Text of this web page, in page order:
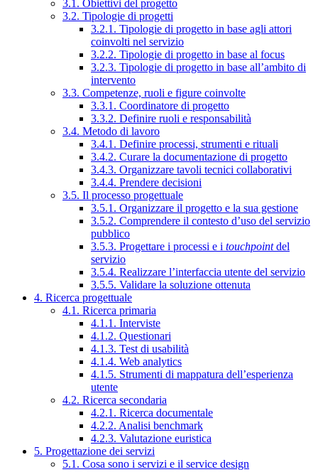
3.1. Obiettivi del progetto
3.2. Tipologie di progetti
3.2.1. Tipologie di progetto in base agli attori
coinvolti nel servizio
3.2.2. Tipologie di progetto in base al focus
3.2.3. Tipologie di progetto in base all’ambito di
intervento
3.3. Competenze, ruoli e figure coinvolte
3.3.1. Coordinatore di progetto
3.3.2. Definire ruoli e responsabilità
3.4. Metodo di lavoro
3.4.1. Definire processi, strumenti e rituali
3.4.2. Curare la documentazione di progetto
3.4.3. Organizzare tavoli tecnici collaborativi
3.4.4. Prendere decisioni
3.5. Il processo progettuale
3.5.1. Organizzare il progetto e la sua gestione
3.5.2. Comprendere il contesto d’uso del servizio
pubblico
3.5.3. Progettare i processi e i touchpointdel
servizio
3.5.4. Realizzare l’interfaccia utente del servizio
3.5.5. Validare la soluzione ottenuta
4. Ricerca progettuale
4.1. Ricerca primaria
4.1.1. Interviste
4.1.2. Questionari
4.1.3. Test di usabilità
4.1.4. Web analytics
4.1.5. Strumenti di mappatura dell’esperienza
utente
4.2. Ricerca secondaria
4.2.1. Ricerca documentale
4.2.2. Analisi benchmark
4.2.3. Valutazione euristica
5. Progettazione dei servizi
5.1. Cosa sono i servizi e il service design